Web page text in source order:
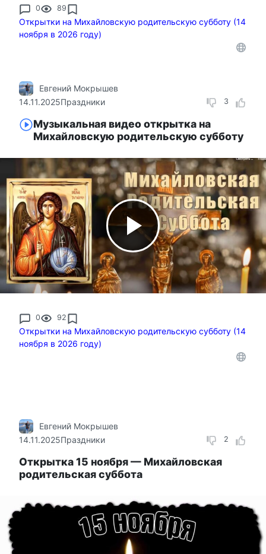
0 89
Открытки на Михайловскую родительскую субботу (14
ноября в 2026 году)
3
Евгений Мокрышев
14.11.2025Праздники
Музыкальная видео открытка на
Михайловскую родительскую субботу
0 92
Открытки на Михайловскую родительскую субботу (14
ноября в 2026 году)
2
Евгений Мокрышев
14.11.2025Праздники
Открытка 15 ноября — Михайловская
родительская суббота